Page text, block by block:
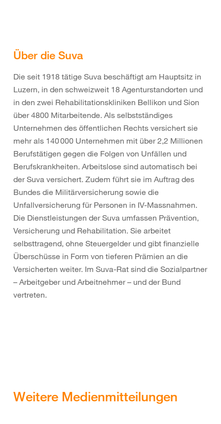
Über die Suva
Die seit 1918 tätige Suva beschäftigt am Hauptsitz in
Luzern, in den schweizweit 18 Agenturstandorten und
in den zwei Rehabilitationskliniken Bellikon und Sion
über 4800 Mitarbeitende. Als selbstständiges
Unternehmen des öffentlichen Rechts versichert sie
mehr als 140 000 Unternehmen mit über 2,2 Millionen
Berufstätigen gegen die Folgen von Unfällen und
Berufskrankheiten. Arbeitslose sind automatisch bei
der Suva versichert. Zudem führt sie im Auftrag des
Bundes die Militärversicherung sowie die
Unfallversicherung für Personen in IV-Massnahmen.
Die Dienstleistungen der Suva umfassen Prävention,
Versicherung und Rehabilitation. Sie arbeitet
selbsttragend, ohne Steuergelder und gibt finanzielle
Überschüsse in Form von tieferen Prämien an die
Versicherten weiter. Im Suva-Rat sind die Sozialpartner
– Arbeitgeber und Arbeitnehmer – und der Bund
vertreten.
Weitere Medienmitteilungen